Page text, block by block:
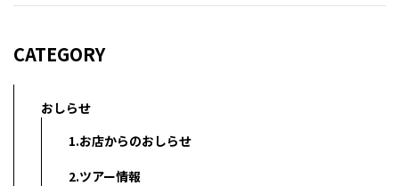
CATEGORY
おしらせ
1.お店からのおしらせ
2.ツアー情報